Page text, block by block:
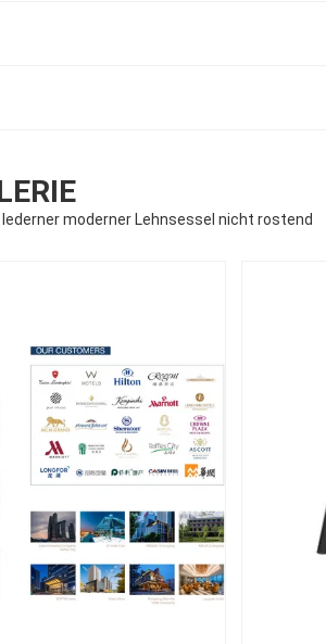
moderner Lehnsessel nicht rostend